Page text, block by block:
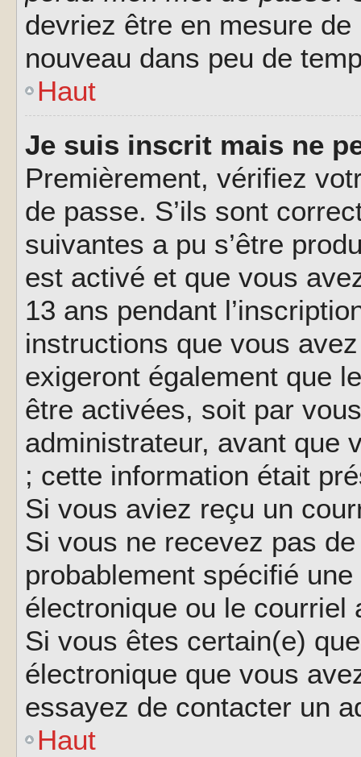
devriez être en mesure
nouveau dans peu de
Haut
Je suis inscrit mais ne
Premièrement, vérifiez
de passe. S’ils sont
suivantes a pu s’être
est activé et que vous
13 ans pendant
instructions que vous
exigeront également que
être activées, soit par
administrateur, avant que
; cette information était
Si vous aviez reçu un
Si vous ne recevez pas
probablement spécifié
électronique ou le courriel
Si vous êtes certain(e)
électronique que vous
essayez de contacter un
Haut